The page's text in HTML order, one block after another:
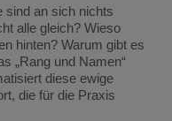
sind an sich nichts
alle gleich? Wieso
hinten? Warum gibt es
„Rang und Namen“
diese ewige
die für die Praxis